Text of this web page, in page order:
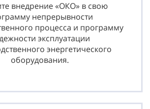
внедрение «ОКО» в свою
непрерывности
процесса и программу
эксплуатации
энергетического
оборудования.